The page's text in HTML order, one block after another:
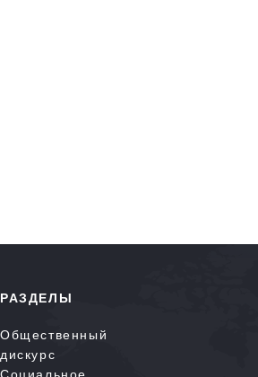
РАЗДЕЛЫ
Общественный
дискурс
Социальное